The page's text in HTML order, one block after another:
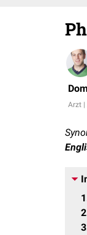
Arzt |
1
2
3